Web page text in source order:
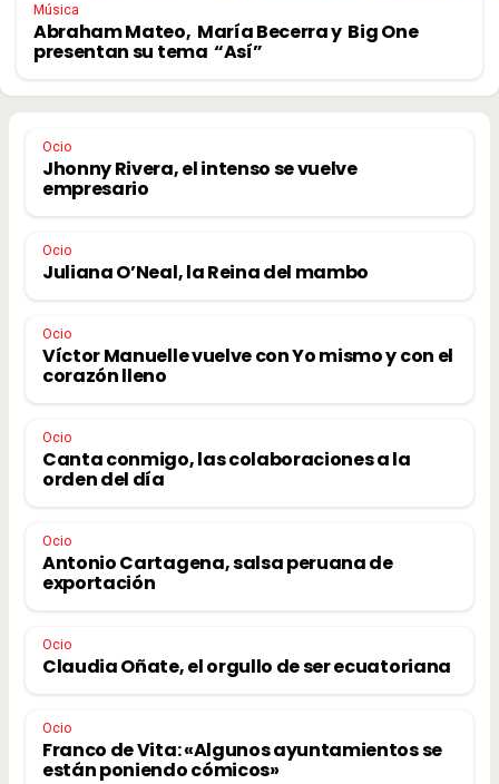
Música
Abraham Mateo, María Becerra y Big One
presentan su tema “Así”
Ocio
Jhonny Rivera, el intenso se vuelve
empresario
Ocio
Juliana O’Neal, la Reina del mambo
Ocio
Víctor Manuelle vuelve con Yo mismo y con el
corazón lleno
Ocio
Canta conmigo, las colaboraciones a la
orden del día
Ocio
Antonio Cartagena, salsa peruana de
exportación
Ocio
Claudia Oñate, el orgullo de ser ecuatoriana
Ocio
Franco de Vita: «Algunos ayuntamientos se
están poniendo cómicos»